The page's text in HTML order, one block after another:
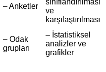
– Anketler
ve
karşılaştırılması
– Odak
grupları
– İstatistiksel
analizler ve
grafikler